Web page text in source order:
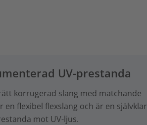
UV-prestanda
korrugerad slang med matchande
en flexibel flexslang och är en självklar
mot UV-ljus.